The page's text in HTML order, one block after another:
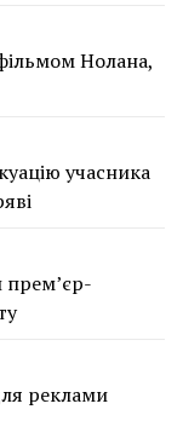
Нолана,
учасника
прем’єр-
реклами